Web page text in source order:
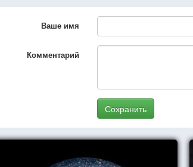
Ваше имя
Комментарий
Сохранить